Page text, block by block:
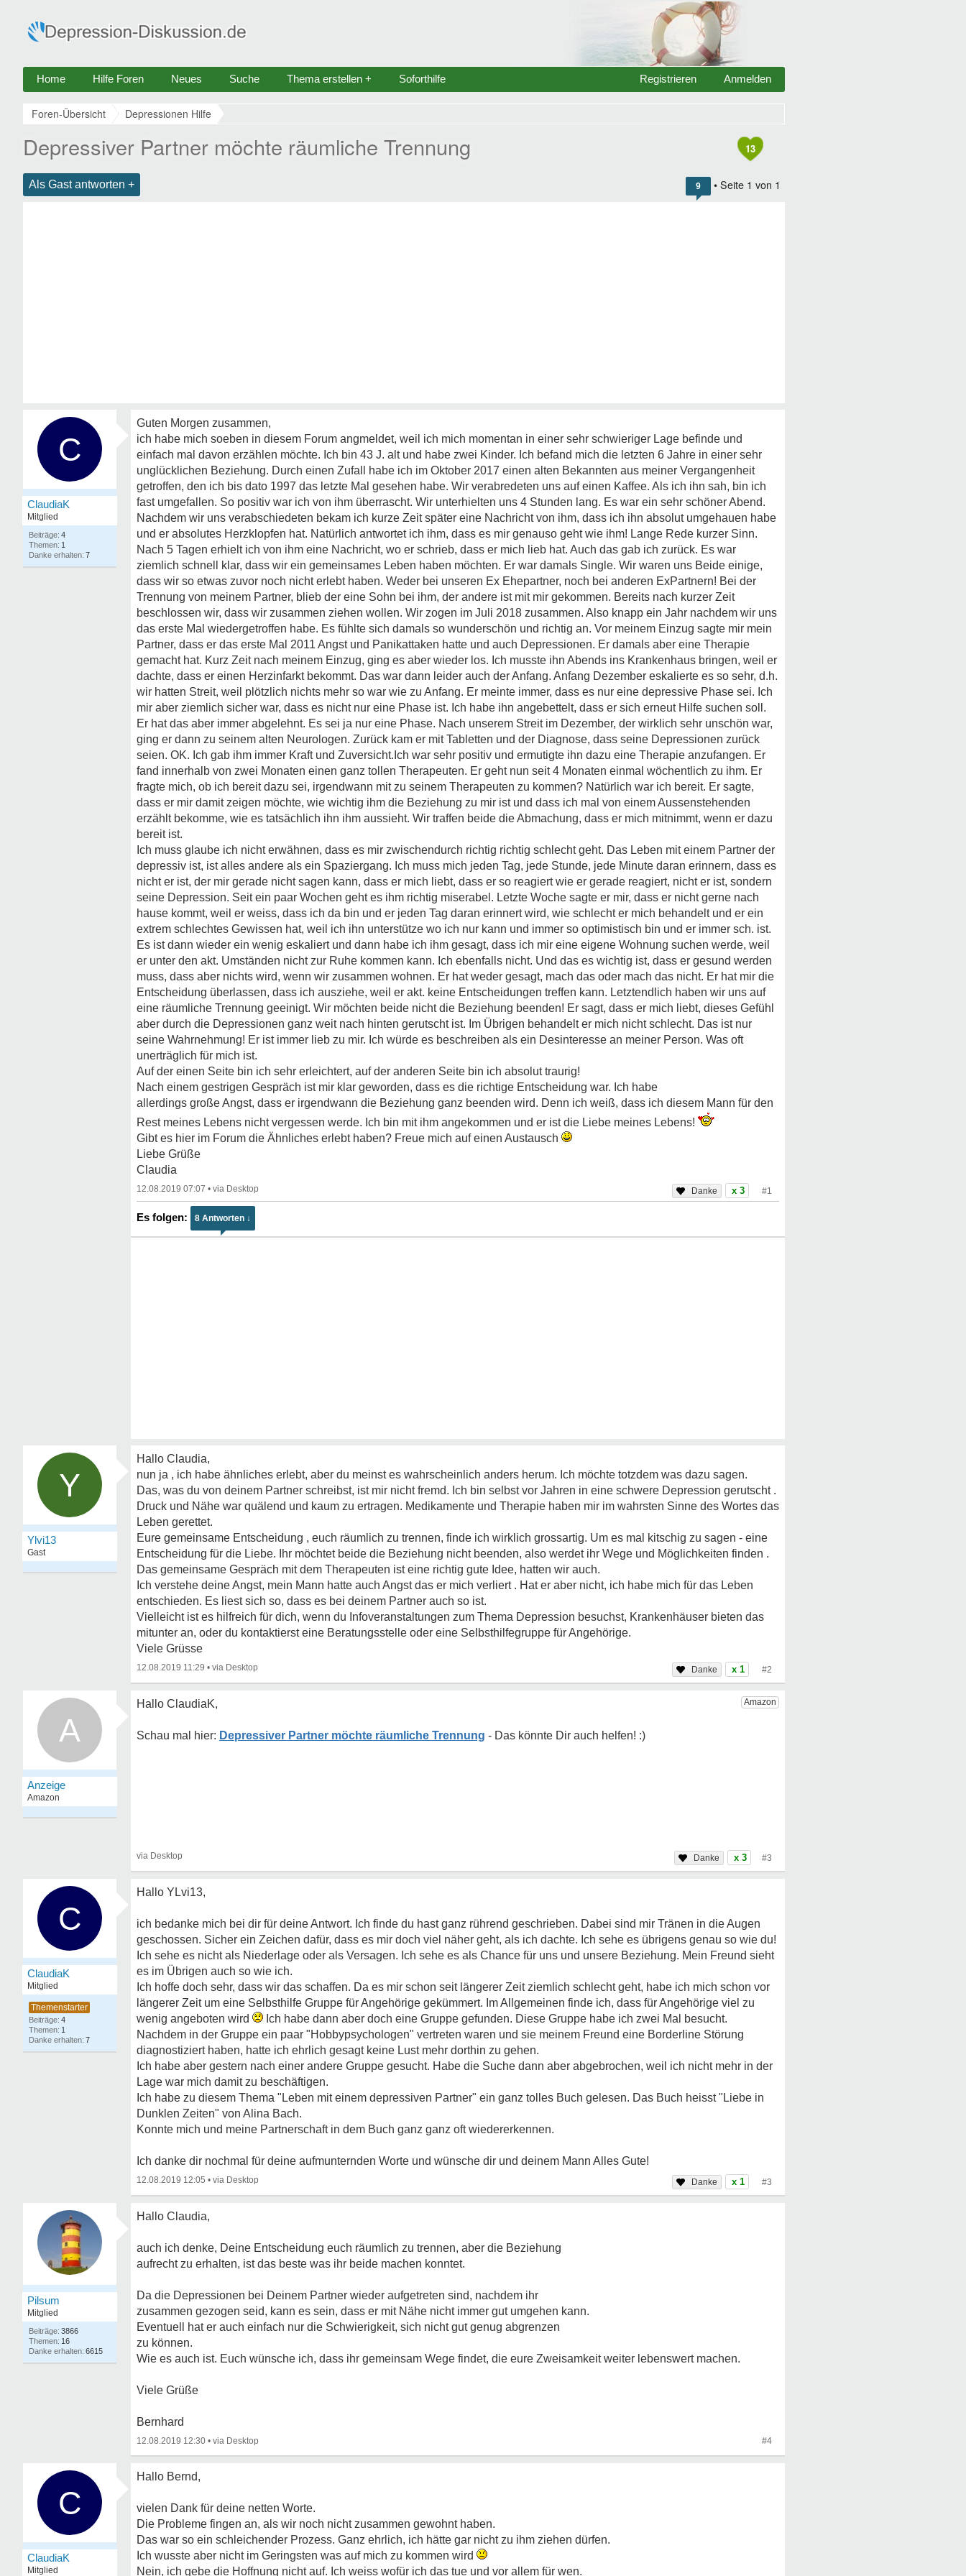
Home Hilfe Foren Neues Suche Thema erstellen + Soforthilfe Anmelden
Registrieren
Foren-Übersicht Depressionen Hilfe
13
Depressiver Partner möchte räumliche Trennung
Als Gast antworten + 9 • Seite 1 von 1
C
ClaudiaK
Mitglied
4
1
7
Guten Morgen zusammen,
ich habe mich soeben in diesem Forum angmeldet, weil ich mich momentan in einer sehr schwieriger Lage befinde und
einfach mal davon erzählen möchte. Ich bin 43 J. alt und habe zwei Kinder. Ich befand mich die letzten 6 Jahre in einer sehr
unglücklichen Beziehung. Durch einen Zufall habe ich im Oktober 2017 einen alten Bekannten aus meiner Vergangenheit
getroffen, den ich bis dato 1997 das letzte Mal gesehen habe. Wir verabredeten uns auf einen Kaffee. Als ich ihn sah, bin ich
fast umgefallen. So positiv war ich von ihm überrascht. Wir unterhielten uns 4 Stunden lang. Es war ein sehr schöner Abend.
Nachdem wir uns verabschiedeten bekam ich kurze Zeit später eine Nachricht von ihm, dass ich ihn absolut umgehauen habe
und er absolutes Herzklopfen hat. Natürlich antwortet ich ihm, dass es mir genauso geht wie ihm! Lange Rede kurzer Sinn.
Nach 5 Tagen erhielt ich von ihm eine Nachricht, wo er schrieb, dass er mich lieb hat. Auch das gab ich zurück. Es war
ziemlich schnell klar, dass wir ein gemeinsames Leben haben möchten. Er war damals Single. Wir waren uns Beide einige,
dass wir so etwas zuvor noch nicht erlebt haben. Weder bei unseren Ex Ehepartner, noch bei anderen ExPartnern! Bei der
Trennung von meinem Partner, blieb der eine Sohn bei ihm, der andere ist mit mir gekommen. Bereits nach kurzer Zeit
beschlossen wir, dass wir zusammen ziehen wollen. Wir zogen im Juli 2018 zusammen. Also knapp ein Jahr nachdem wir uns
das erste Mal wiedergetroffen habe. Es fühlte sich damals so wunderschön und richtig an. Vor meinem Einzug sagte mir mein
Partner, dass er das erste Mal 2011 Angst und Panikattaken hatte und auch Depressionen. Er damals aber eine Therapie
gemacht hat. Kurz Zeit nach meinem Einzug, ging es aber wieder los. Ich musste ihn Abends ins Krankenhaus bringen, weil er
dachte, dass er einen Herzinfarkt bekommt. Das war dann leider auch der Anfang. Anfang Dezember eskalierte es so sehr, d.h.
wir hatten Streit, weil plötzlich nichts mehr so war wie zu Anfang. Er meinte immer, dass es nur eine depressive Phase sei. Ich
mir aber ziemlich sicher war, dass es nicht nur eine Phase ist. Ich habe ihn angebettelt, dass er sich erneut Hilfe suchen soll.
Er hat das aber immer abgelehnt. Es sei ja nur eine Phase. Nach unserem Streit im Dezember, der wirklich sehr unschön war,
ging er dann zu seinem alten Neurologen. Zurück kam er mit Tabletten und der Diagnose, dass seine Depressionen zurück
seien. OK. Ich gab ihm immer Kraft und Zuversicht.Ich war sehr positiv und ermutigte ihn dazu eine Therapie anzufangen. Er
fand innerhalb von zwei Monaten einen ganz tollen Therapeuten. Er geht nun seit 4 Monaten einmal wöchentlich zu ihm. Er
fragte mich, ob ich bereit dazu sei, irgendwann mit zu seinem Therapeuten zu kommen? Natürlich war ich bereit. Er sagte,
dass er mir damit zeigen möchte, wie wichtig ihm die Beziehung zu mir ist und dass ich mal von einem Aussenstehenden
erzählt bekomme, wie es tatsächlich ihn ihm aussieht. Wir traffen beide die Abmachung, dass er mich mitnimmt, wenn er dazu
bereit ist.
Ich muss glaube ich nicht erwähnen, dass es mir zwischendurch richtig richtig schlecht geht. Das Leben mit einem Partner der
depressiv ist, ist alles andere als ein Spaziergang. Ich muss mich jeden Tag, jede Stunde, jede Minute daran erinnern, dass es
nicht er ist, der mir gerade nicht sagen kann, dass er mich liebt, dass er so reagiert wie er gerade reagiert, nicht er ist, sondern
seine Depression. Seit ein paar Wochen geht es ihm richtig miserabel. Letzte Woche sagte er mir, dass er nicht gerne nach
hause kommt, weil er weiss, dass ich da bin und er jeden Tag daran erinnert wird, wie schlecht er mich behandelt und er ein
extrem schlechtes Gewissen hat, weil ich ihn unterstütze wo ich nur kann und immer so optimistisch bin und er immer sch. ist.
Es ist dann wieder ein wenig eskaliert und dann habe ich ihm gesagt, dass ich mir eine eigene Wohnung suchen werde, weil
er unter den akt. Umständen nicht zur Ruhe kommen kann. Ich ebenfalls nicht. Und das es wichtig ist, dass er gesund werden
muss, dass aber nichts wird, wenn wir zusammen wohnen. Er hat weder gesagt, mach das oder mach das nicht. Er hat mir die
Entscheidung überlassen, dass ich ausziehe, weil er akt. keine Entscheidungen treffen kann. Letztendlich haben wir uns auf
eine räumliche Trennung geeinigt. Wir möchten beide nicht die Beziehung beenden! Er sagt, dass er mich liebt, dieses Gefühl
aber durch die Depressionen ganz weit nach hinten gerutscht ist. Im Übrigen behandelt er mich nicht schlecht. Das ist nur
seine Wahrnehmung! Er ist immer lieb zu mir. Ich würde es beschreiben als ein Desinteresse an meiner Person. Was oft
unerträglich für mich ist.
Auf der einen Seite bin ich sehr erleichtert, auf der anderen Seite bin ich absolut traurig!
Nach einem gestrigen Gespräch ist mir klar geworden, dass es die richtige Entscheidung war. Ich habe
allerdings große Angst, dass er irgendwann die Beziehung ganz beenden wird. Denn ich weiß, dass ich diesem Mann für den
Rest meines Lebens nicht vergessen werde. Ich bin mit ihm angekommen und er ist die Liebe meines Lebens!
Gibt es hier im Forum die Ähnliches erlebt haben? Freue mich auf einen Austausch
Liebe Grüße
Claudia
12.08.2019 07:07 • x 3 #1
8 Antworten ↓
Y
Ylvi13
Gast
Hallo Claudia,
nun ja , ich habe ähnliches erlebt, aber du meinst es wahrscheinlich anders herum. Ich möchte totzdem was dazu sagen.
Das, was du von deinem Partner schreibst, ist mir nicht fremd. Ich bin selbst vor Jahren in eine schwere Depression gerutscht .
Druck und Nähe war quälend und kaum zu ertragen. Medikamente und Therapie haben mir im wahrsten Sinne des Wortes das
Leben gerettet.
Eure gemeinsame Entscheidung , euch räumlich zu trennen, finde ich wirklich grossartig. Um es mal kitschig zu sagen - eine
Entscheidung für die Liebe. Ihr möchtet beide die Beziehung nicht beenden, also werdet ihr Wege und Möglichkeiten finden .
Das gemeinsame Gespräch mit dem Therapeuten ist eine richtig gute Idee, hatten wir auch.
Ich verstehe deine Angst, mein Mann hatte auch Angst das er mich verliert . Hat er aber nicht, ich habe mich für das Leben
entschieden. Es liest sich so, dass es bei deinem Partner auch so ist.
Vielleicht ist es hilfreich für dich, wenn du Infoveranstaltungen zum Thema Depression besuchst, Krankenhäuser bieten das
mitunter an, oder du kontaktierst eine Beratungsstelle oder eine Selbsthilfegruppe für Angehörige.
Viele Grüsse
12.08.2019 11:29 • x 1 #2
A
Hallo ClaudiaK,
Depressiver Partner möchte räumliche Trennung
x 3 #3
C
ClaudiaK
Mitglied
4
1
7
Hallo YLvi13,
ich bedanke mich bei dir für deine Antwort. Ich finde du hast ganz rührend geschrieben. Dabei sind mir Tränen in die Augen
geschossen. Sicher ein Zeichen dafür, dass es mir doch viel näher geht, als ich dachte. Ich sehe es übrigens genau so wie du!
Ich sehe es nicht als Niederlage oder als Versagen. Ich sehe es als Chance für uns und unsere Beziehung. Mein Freund sieht
es im Übrigen auch so wie ich.
Ich hoffe doch sehr, dass wir das schaffen. Da es mir schon seit längerer Zeit ziemlich schlecht geht, habe ich mich schon vor
längerer Zeit um eine Selbsthilfe Gruppe für Angehörige gekümmert. Im Allgemeinen finde ich, dass für Angehörige viel zu
wenig angeboten wird
Ich habe dann aber doch eine Gruppe gefunden. Diese Gruppe habe ich zwei Mal besucht.
Nachdem in der Gruppe ein paar "Hobbypsychologen" vertreten waren und sie meinem Freund eine Borderline Störung
diagnostiziert haben, hatte ich ehrlich gesagt keine Lust mehr dorthin zu gehen.
Ich habe aber gestern nach einer andere Gruppe gesucht. Habe die Suche dann aber abgebrochen, weil ich nicht mehr in der
Lage war mich damit zu beschäftigen.
Ich habe zu diesem Thema "Leben mit einem depressiven Partner" ein ganz tolles Buch gelesen. Das Buch heisst "Liebe in
Dunklen Zeiten" von Alina Bach.
Konnte mich und meine Partnerschaft in dem Buch ganz ganz oft wiedererkennen.
Ich danke dir nochmal für deine aufmunternden Worte und wünsche dir und deinem Mann Alles Gute!
12.08.2019 12:05 • x 1 #3
Pilsum
Mitglied
3866
16
6615
Hallo Claudia,
auch ich denke, Deine Entscheidung euch räumlich zu trennen, aber die Beziehung
aufrecht zu erhalten, ist das beste was ihr beide machen konntet.
Da die Depressionen bei Deinem Partner wieder aufgetreten sind, nachdem ihr
zusammen gezogen seid, kann es sein, dass er mit Nähe nicht immer gut umgehen kann.
Eventuell hat er auch einfach nur die Schwierigkeit, sich nicht gut genug abgrenzen
zu können.
Wie es auch ist. Euch wünsche ich, dass ihr gemeinsam Wege findet, die eure Zweisamkeit weiter lebenswert machen.
Viele Grüße
Bernhard
12.08.2019 12:30 • #4
C
ClaudiaK
Mitglied
Hallo Bernd,
vielen Dank für deine netten Worte.
Die Probleme fingen an, als wir noch nicht zusammen gewohnt haben.
Das war so ein schleichender Prozess. Ganz ehrlich, ich hätte gar nicht zu ihm ziehen dürfen.
Ich wusste aber nicht im Geringsten was auf mich zu kommen wird
Nein, ich gebe die Hoffnung nicht auf. Ich weiss wofür ich das tue und vor allem für wen.